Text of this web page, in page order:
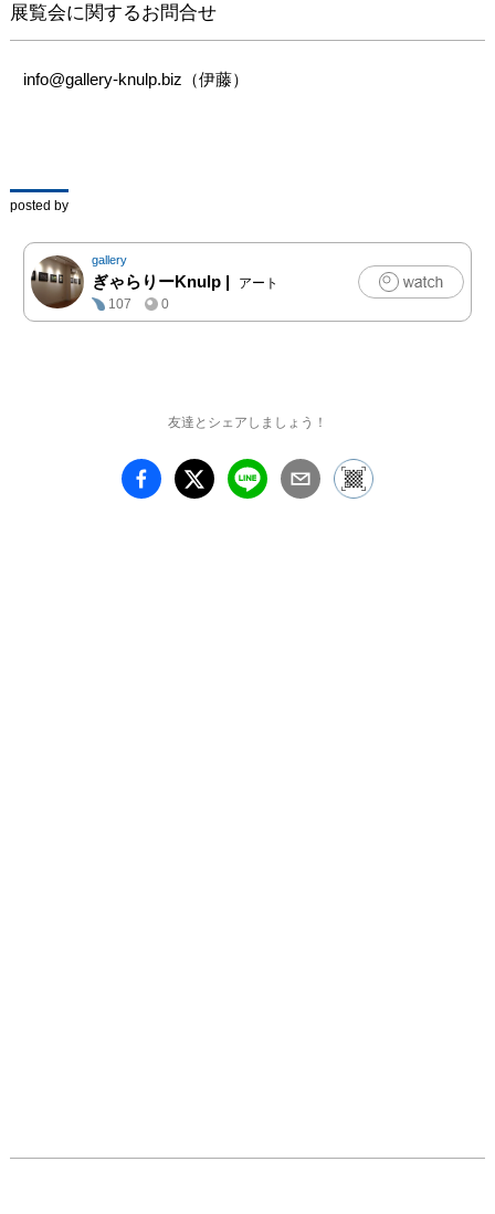
展覧会に関するお問合せ
info@gallery-knulp.biz（伊藤）
posted by
gallery
ぎゃらりーKnulp |
アート
107
0
友達とシェアしましょう！